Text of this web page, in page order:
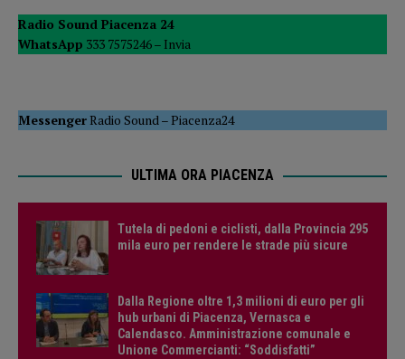
Radio Sound Piacenza 24
WhatsApp 333 7575246 – Invia
MessengerRadio Sound–Piacenza24
ULTIMA ORA PIACENZA
Tutela di pedoni e ciclisti, dalla Provincia 295
mila euro per rendere le strade più sicure
Dalla Regione oltre 1,3 milioni di euro per gli
hub urbani di Piacenza, Vernasca e
Calendasco. Amministrazione comunale e
Unione Commercianti: “Soddisfatti”